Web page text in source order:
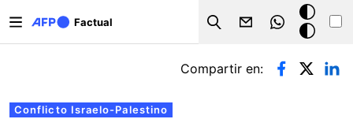
Factual
Search
Modo
oscuro
Solapas principales
Conflicto Israelo-Palestino
Compartir en: